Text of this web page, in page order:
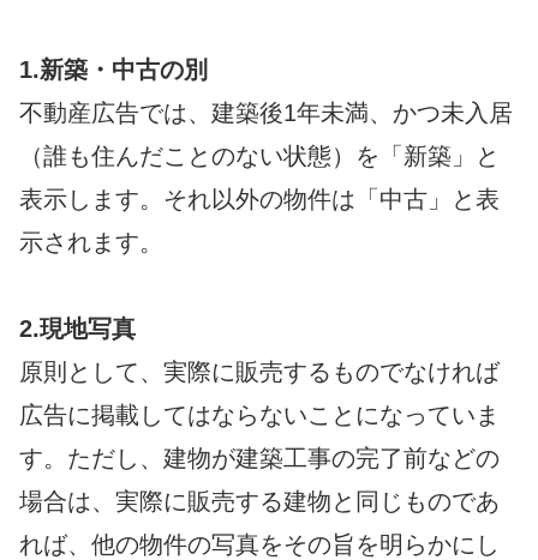
1.新築・中古の別
不動産広告では、建築後1年未満、かつ未入居
（誰も住んだことのない状態）を「新築」と
表示します。それ以外の物件は「中古」と表
示されます。
2.現地写真
原則として、実際に販売するものでなければ
広告に掲載してはならないことになっていま
す。ただし、建物が建築工事の完了前などの
場合は、実際に販売する建物と同じものであ
れば、他の物件の写真をその旨を明らかにし